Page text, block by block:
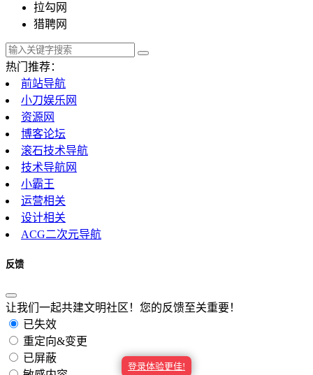
学术资源
登录体验更佳!
拉勾网
猎聘网
热门推荐：
前站导航
小刀娱乐网
资源网
博客论坛
滚石技术导航
技术导航网
小霸王
运营相关
设计相关
ACG二次元导航
反馈
让我们一起共建文明社区！您的反馈至关重要！
已失效
重定向&变更
已屏蔽